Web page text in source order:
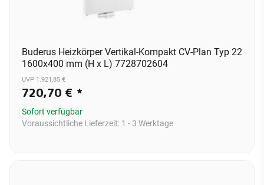
Buderus Heizkörper Vertikal-Kompakt CV-Plan Typ 22
1600x400 mm (H x L) 7728702604
UVP 1.921,85 €
720,70 € *
Sofort verfügbar
Voraussichtliche Lieferzeit: 1 - 3 Werktage